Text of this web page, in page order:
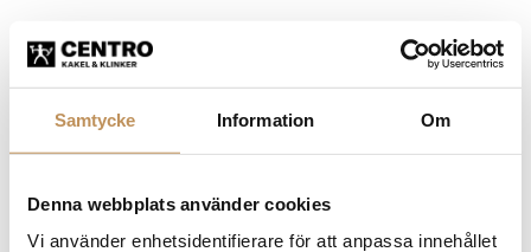
Samtycke Information Om
Denna webbplats använder cookies
Vi använder enhetsidentifierare för att anpassa innehållet